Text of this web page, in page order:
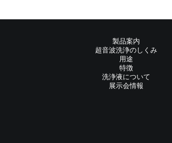
製品案内
超音波洗浄のしくみ
用途
特徴
洗浄液について
展示会情報